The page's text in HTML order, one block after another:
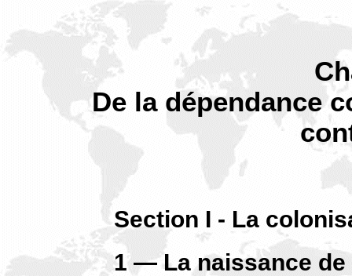
De la dépendance
Section I - La
1 — La naissance de